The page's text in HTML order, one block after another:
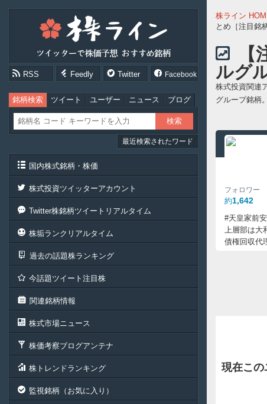
RSS Feedly Twitter Facebook
銘柄検索 ツイート ユーザー ニュース ブログ
最近検索されたワード
国内株式銘柄・株価
株式投資ツイッターアカウント
Twitter株銘柄ツイートリアルタイム
株垢ランクリアルタイム
過去の話題株ランキング
今話題ツイート注目株
関連銘柄情報
株式市場ニュース
株価考察ブログアンテナ
株トレンドランキング
監視銘柄（お気に入り）
株ライン
とめ［注目銘柄
ルグ
株式投資関連
グループ銘柄。
フォロワー
約1,642
#天皇家前
上層部は大
債権回収代
現在この